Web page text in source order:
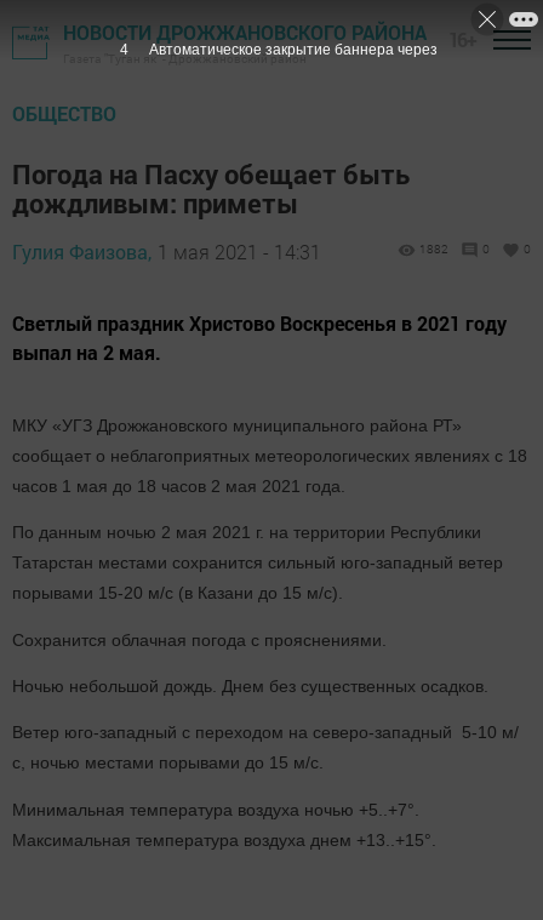
НОВОСТИ ДРОЖЖАНОВСКОГО РАЙОНА
Газета "Туган як" - Дрожжановский район
ОБЩЕСТВО
Погода на Пасху обещает быть
дождливым: приметы
Гулия Фаизова, 1 мая 2021 - 14:31 1882 0 0
Светлый праздник Христово Воскресенья в 2021 году
выпал на 2 мая.
МКУ «УГЗ Дрожжановского муниципального района РТ»
сообщает о неблагоприятных метеорологических явлениях с 18
часов 1 мая до 18 часов 2 мая 2021 года.
По данным ночью 2 мая 2021 г. на территории Республики
Татарстан местами сохранится сильный юго-западный ветер
порывами 15-20 м/с (в Казани до 15 м/с).
Сохранится облачная погода с прояснениями.
Ночью небольшой дождь. Днем без существенных осадков.
Ветер юго-западный с переходом на северо-западный 5-10 м/
с, ночью местами порывами до 15 м/с.
Минимальная температура воздуха ночью +5..+7°.
Максимальная температура воздуха днем +13..+15°.
3 Автоматическое закрытие баннера через